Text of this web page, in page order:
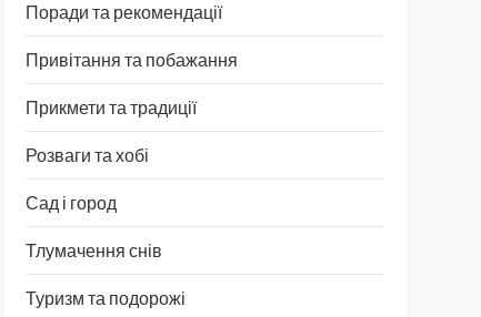
Поради та рекомендації
Привітання та побажання
Прикмети та традиції
Розваги та хобі
Сад і город
Тлумачення снів
Туризм та подорожі